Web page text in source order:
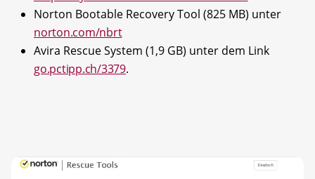
Norton Bootable Recovery Tool (825 MB) unter
norton.com/nbrt
Avira Rescue System (1,9 GB) unter dem Link
go.pctipp.ch/3379.